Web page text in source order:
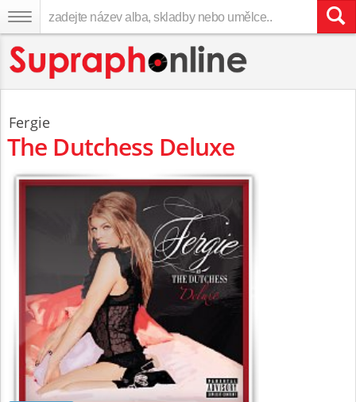
Fergie
The Dutchess Deluxe